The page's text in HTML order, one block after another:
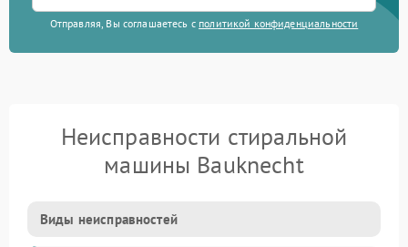
Отправляя, Вы соглашаетесь с политикой конфиденциальности
Неисправности стиральной
машины Bauknecht
Виды неисправностей